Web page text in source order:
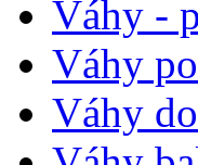
Váhy -
Váhy
Váhy